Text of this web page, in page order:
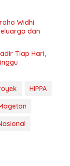
Widhi
dan
Tiap Hari,
HIPPA